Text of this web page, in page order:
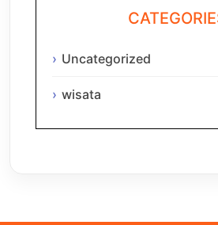
Uncategorized
wisata